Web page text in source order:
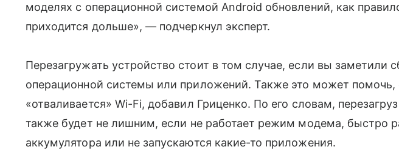
моделях с операционной системой Android обновлений, как
приходится дольше», — подчеркнул эксперт.
Перезагружать устройство стоит в том случае, если вы заметили
операционной системы или приложений. Также это может помочь,
«отваливается» Wi-Fi, добавил Гриценко. По его словам,
также будет не лишним, если не работает режим модема, быстро
аккумулятора или не запускаются какие-то приложения.